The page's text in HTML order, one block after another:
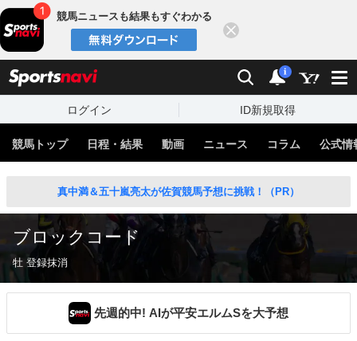
競馬ニュースも結果もすぐわかる
検索 通知
i
ログイン ID新規取得
競馬トップ 日程・結果 動画 ニュース コラム 公式情
真中満＆五十嵐亮太が佐賀競馬予想に挑戦！（PR）
ブロックコード
牡 登録抹消
先週的中! AIが平安エルムSを大予想